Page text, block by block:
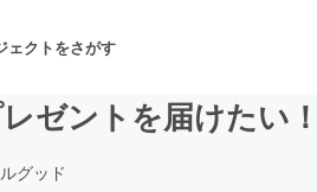
ェクトをさがす
ゼントを届けたい！
グッド